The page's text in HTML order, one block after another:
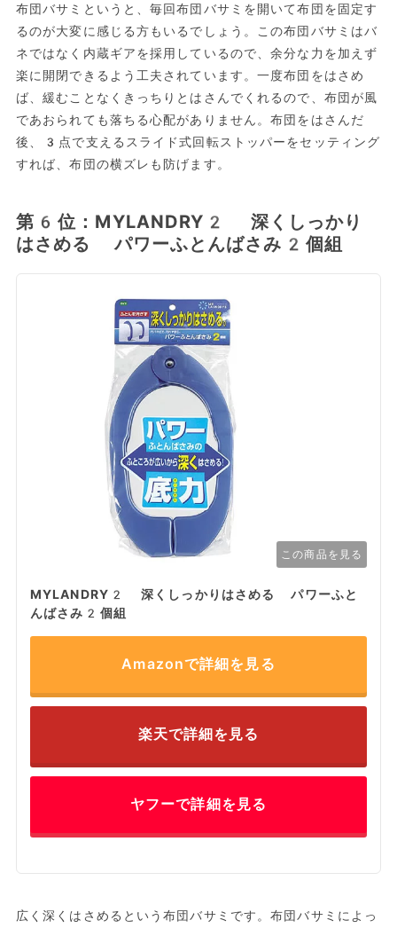
布団バサミというと、毎回布団バサミを開いて布団を固定す
るのが大変に感じる方もいるでしょう。この布団バサミはバ
ネではなく内蔵ギアを採用しているので、余分な力を加えず
楽に開閉できるよう工夫されています。一度布団をはさめ
ば、緩むことなくきっちりとはさんでくれるので、布団が風
であおられても落ちる心配がありません。布団をはさんだ
後、3点で支えるスライド式回転ストッパーをセッティング
すれば、布団の横ズレも防げます。
第6位：MYLANDRY2 深くしっかり
はさめる パワーふとんばさみ2個組
この商品を見る
MYLANDRY2 深くしっかりはさめる パワーふと
んばさみ2個組
Amazonで詳細を見る
楽天で詳細を見る
ヤフーで詳細を見る
広く深くはさめるという布団バサミです。布団バサミによっ